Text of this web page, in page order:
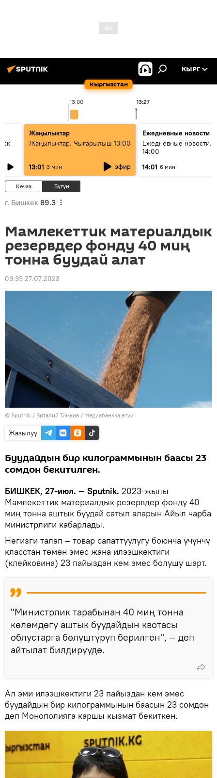
Кыргызстан
КЫРГ
13:00 13:27
Жаңылыктар
Жаңылыктар. Чыгарылыш 13:00
13:01 3 мин эфир
Ежедневные новости
Ежедневные новости.
14:00
14:01 6 мин
Кечээ Бүгүн
г. Бишкек 89.3
Мамлекеттик материалдык
резервдер фонду 40 миң
тонна буудай алат
09:39 27.07.2023
© Sputnik / Виталий Тимкив / Медиабанкка өтүү
Жазылуу
Буудайдын бир килограммынын баасы 23
сомдон бекитилген.
БИШКЕК, 27-июл. — Sputnik. 2023-жылы
Мамлекеттик материалдык резервдер фонду 40
миң тонна аштык буудай сатып аларын Айыл чарба
министрлиги кабарлады.
Негизги талап – товар сапаттуулугу боюнча үчүнчү
класстан төмөн эмес жана илээшкектиги
(клейковина) 23 пайыздан кем эмес болушу шарт.
"Министрлик тарабынан 40 миң тонна
көлөмдөгү аштык буудайдын квотасы
облустарга бөлүштүрүп берилген", — деп
айтылат билдирүүдө.
Ал эми илээшкектиги 23 пайыздан кем эмес
буудайдын бир килограммынын баасын 23 сомдон
деп Монополияга каршы кызмат бекиткен.